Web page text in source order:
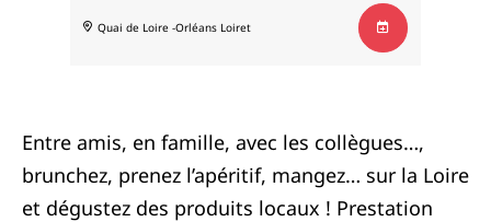
Quai de Loire -Orléans Loiret
Entre amis, en famille, avec les collègues…,
brunchez, prenez l’apéritif, mangez… sur la Loire
et dégustez des produits locaux ! Prestation